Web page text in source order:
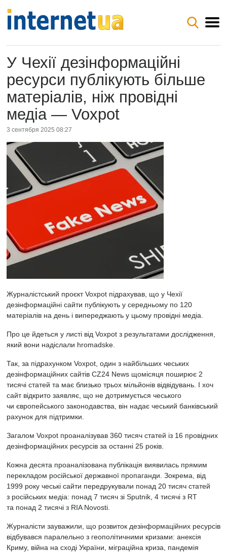
У Чехії дезінформаційні
ресурси публікують більше
матеріалів, ніж провідні
медіа — Voxpot
3 сентября 2025 08:27
Журналістський проєкт Voxpot підрахував, що у Чехії
дезінформаційні сайти публікують у середньому по 120
матеріалів на день і випереджають у цьому провідні медіа.
Про це йдеться у листі від Voxpot з результатами дослідження,
який вони надіслали hromadske.
Так, за підрахунком Voxpot, один з найбільших чеських
дезінформаційних сайтів CZ24 News щомісяця поширює 2
тисячі статей та має близько трьох мільйонів відвідувань. І хоч
сайт відкрито заявляє, що не дотримується чеського
чи європейського законодавства, він надає чеський банківський
рахунок для підтримки.
Загалом Voxpot проаналізував 360 тисяч статей із 16 провідних
дезінформаційних ресурсів за останні 25 років.
Кожна десята проаналізована публікація виявилась прямим
перекладом російської державної пропаганди. Зокрема, від
1999 року чеські сайти передрукували понад 20 тисяч статей
з російських медіа: понад 7 тисяч зі Sputnik, 4 тисячі з RT
та понад 2 тисячі з RIA Novosti.
Журналісти зауважили, що розвиток дезінформаційних ресурсів
відбувався паралельно з геополітичними кризами: анексія
Криму, війна на сході України, міграційна криза, пандемія